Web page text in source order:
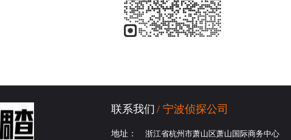
浙江省杭州市萧山区萧山国际商务中心
联系我们
地址：
/ 宁波侦探公司